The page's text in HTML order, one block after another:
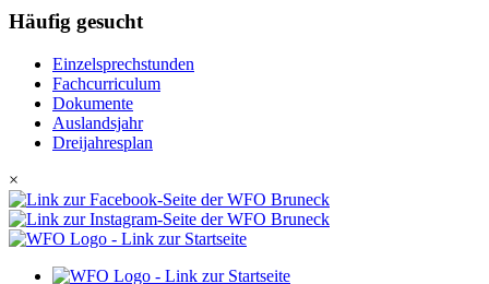
Häufig gesucht
Einzelsprechstunden
Fachcurriculum
Dokumente
Auslandsjahr
Dreijahresplan
×